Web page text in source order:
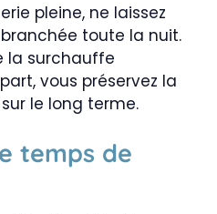
pleine, ne laissez
toute la nuit.
la surchauffe
vous préservez la
le long terme.
temps de